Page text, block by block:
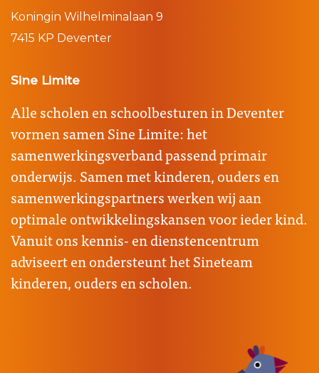
Koningin Wilhelminalaan 9
7415 KP Deventer
Sine Limite
Alle scholen en schoolbesturen in Deventer
vormen samen Sine Limite: het
samenwerkingsverband passend primair
onderwijs. Samen met kinderen, ouders en
samenwerkingspartners werken wij aan
optimale ontwikkelingskansen voor ieder kind.
Vanuit ons kennis- en dienstencentrum
adviseert en ondersteunt het Sineteam
kinderen, ouders en scholen.